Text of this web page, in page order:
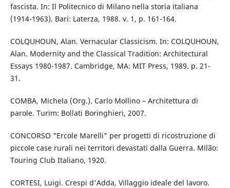
fascista. In: Il Politecnico di Milano nella storia italiana
(1914-1963). Bari: Laterza, 1988. v. 1, p. 161-164.
COLQUHOUN, Alan. Vernacular Classicism. In: COLQUHOUN,
Alan. Modernity and the Classical Tradition: Architectural
Essays 1980-1987. Cambridge, MA: MIT Press, 1989. p. 21-
31.
COMBA, Michela (Org.). Carlo Mollino – Architettura di
parole. Turim: Bollati Boringhieri, 2007.
CONCORSO "Ercole Marelli" per progetti di ricostruzione di
piccole case rurali nei territori devastati dalla Guerra. Milão:
Touring Club Italiano, 1920.
CORTESI, Luigi. Crespi d'Adda, Villaggio ideale del lavoro.